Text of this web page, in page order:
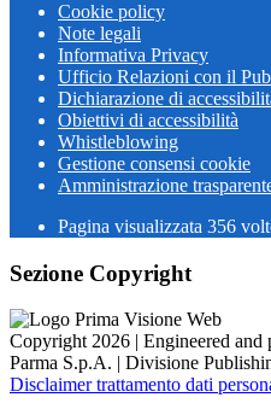
Cookie policy
Note legali
Informativa Privacy
Ufficio Relazioni con il
Dichiarazione di
Obiettivi di accessibilità
Whistleblowing
Gestione consensi cookie
Amministrazione
Pagina visualizzata 356
Sezione Copyright
Copyright 2026 | Engineered
Parma S.p.A. | Divisione
Disclaimer trattamento dati